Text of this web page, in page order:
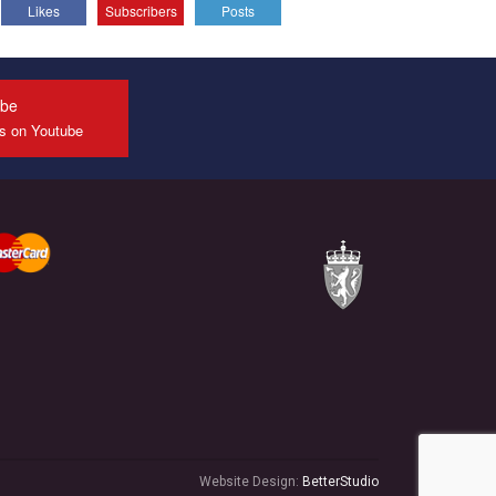
All you have to do is to press "Like" below the
Эмоционально сильный ролик от команды "Гей-
конкурсе международной организации PACT на
развития организации.
дискриминацией на почве СОГИ в Украине.
Все, что вам нужно сделать - это зайти на наш
канал YouTube по этой ссылке и поставить лайк
Likes Subscribers Posts
on Youtube
Website Design: BetterStudio